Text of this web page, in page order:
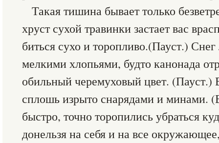
Такая тишина бывает только
хруст сухой травинки застает вас
биться сухо и торопливо.(Пауст.)
мелкими хлопьями, будто канонада
обильный черемуховый цвет. (Пауст.)
сплошь изрыто снарядами и минами.
быстро, точно торопились убраться
донельзя на себя и на все